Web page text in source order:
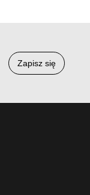
Zapisz się